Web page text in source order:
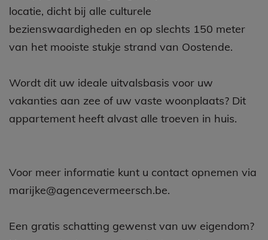
locatie, dicht bij alle culturele
bezienswaardigheden en op slechts 150 meter
van het mooiste stukje strand van Oostende.
Wordt dit uw ideale uitvalsbasis voor uw
vakanties aan zee of uw vaste woonplaats? Dit
appartement heeft alvast alle troeven in huis.
Voor meer informatie kunt u contact opnemen via
marijke@agencevermeersch.be.
Een gratis schatting gewenst van uw eigendom?